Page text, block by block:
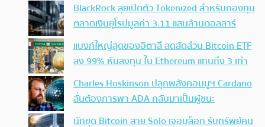
BlackRock ลุยเปิดตัว Tokenized สำหรับกองทุน
ตลาดเงินยุโรปมูลค่า 3.11 แสนล้านดอลลาร์
แบงก์ใหญ่สุดของอิตาลี ลดสัดส่วน Bitcoin ETF
ลง 99% หันลงทุน ใน Ethereum แทนถึง 3 เท่า
Charles Hoskinson ปลุกพลังคอมมูฯ Cardano
ลั่นต้องการพา ADA กลับมาเป็นผู้ชนะ
นักขุด Bitcoin สาย Solo เจอบล็อก รับทรัพย์คน